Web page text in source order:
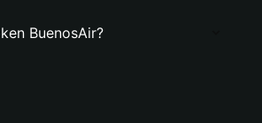
BuenosAir?